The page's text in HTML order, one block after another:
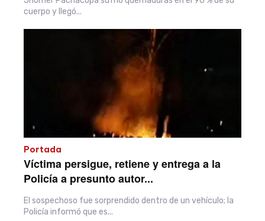
cuerpo y llegó...
Portada
Víctima persigue, retiene y entrega a la
Policía a presunto autor...
El sospechoso fue sorprendido dentro de un vehículo; la
Policía informó que es...